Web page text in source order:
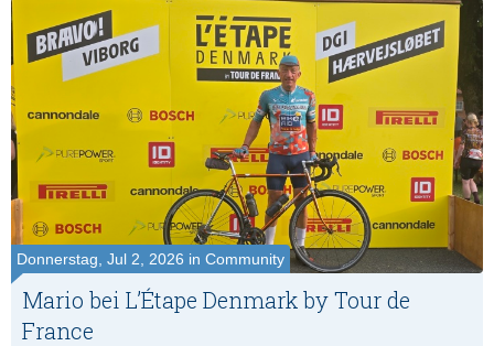
Donnerstag, Jul 2, 2026 in Community
Mario bei L’Étape Denmark by Tour de
France